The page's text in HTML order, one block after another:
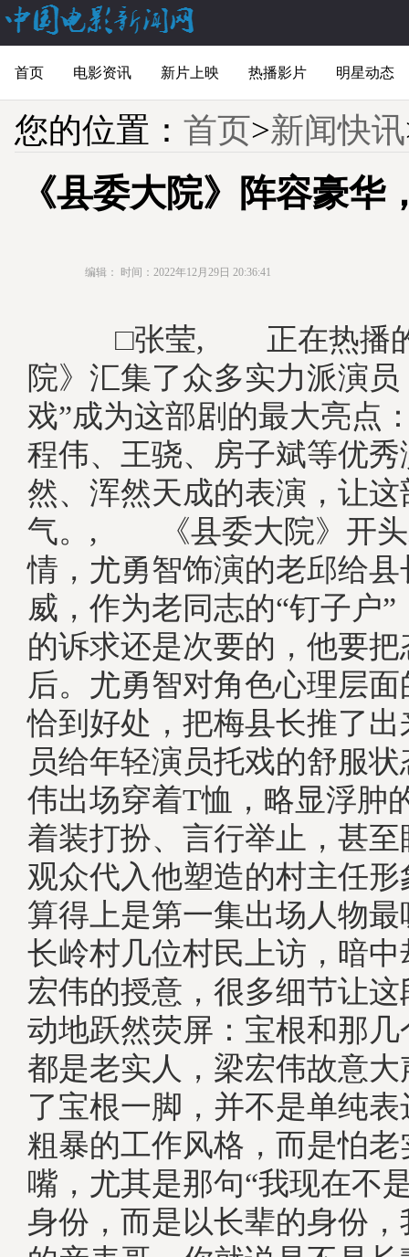
首页 电影资讯 新片上映 热播影片 明星动态
您的位置： 首页>新闻快讯
《县委大院》阵容豪华
编辑： 时间：2022年12月29日 20:36:41
□张莹, 正在热播的
院》汇集了众多实力派演员
戏”成为这部剧的最大亮点
程伟、王骁、房子斌等优
然、浑然天成的表演，让
气。, 《县委大院》开头
情，尤勇智饰演的老邱给
威，作为老同志的“钉子户
的诉求还是次要的，他要
后。尤勇智对角色心理层
恰到好处，把梅县长推了
员给年轻演员托戏的舒
伟出场穿着T恤，略显浮肿
着装打扮、言行举止，甚
观众代入他塑造的村主任
算得上是第一集出场人物
长岭村几位村民上访，暗
宏伟的授意，很多细节让
动地跃然荧屏：宝根和那
都是老实人，梁宏伟故意
了宝根一脚，并不是单纯
粗暴的工作风格，而是怕
嘴，尤其是那句“我现在不
身份，而是以长辈的身份